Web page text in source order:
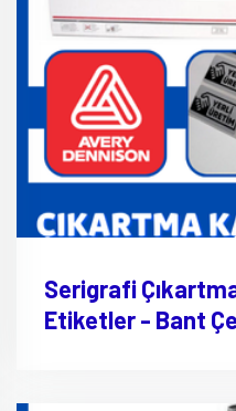
Serigrafi
Etiketler - Bant